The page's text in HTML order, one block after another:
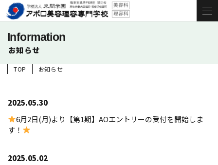
Information
お知らせ
TOP お知らせ
2025.05.30
6月2日(月)より【第1期】AOエントリーの受付を開始しま
す！
2025.05.02